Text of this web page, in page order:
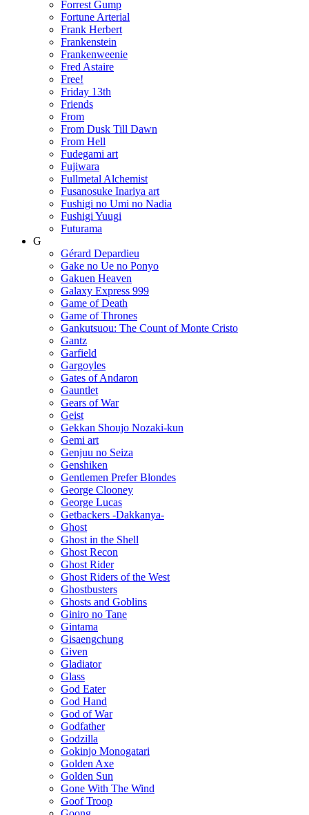
Forrest Gump
Fortune Arterial
Frank Herbert
Frankenstein
Frankenweenie
Fred Astaire
Free!
Friday 13th
Friends
From
From Dusk Till Dawn
From Hell
Fudegami art
Fujiwara
Fullmetal Alchemist
Fusanosuke Inariya art
Fushigi no Umi no Nadia
Fushigi Yuugi
Futurama
G
Gérard Depardieu
Gake no Ue no Ponyo
Gakuen Heaven
Galaxy Express 999
Game of Death
Game of Thrones
Gankutsuou: The Count of Monte Cristo
Gantz
Garfield
Gargoyles
Gates of Andaron
Gauntlet
Gears of War
Geist
Gekkan Shoujo Nozaki-kun
Gemi art
Genjuu no Seiza
Genshiken
Gentlemen Prefer Blondes
George Clooney
George Lucas
Getbackers -Dakkanya-
Ghost
Ghost in the Shell
Ghost Recon
Ghost Rider
Ghost Riders of the West
Ghostbusters
Ghosts and Goblins
Giniro no Tane
Gintama
Gisaengchung
Given
Gladiator
Glass
God Eater
God Hand
God of War
Godfather
Godzilla
Gokinjo Monogatari
Golden Axe
Golden Sun
Gone With The Wind
Goof Troop